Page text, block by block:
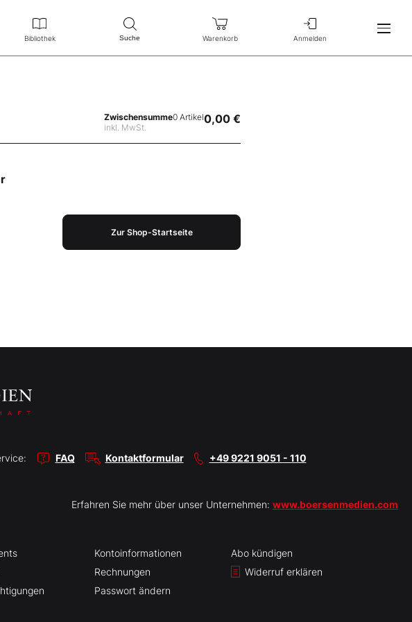
Bibliothek Suche Warenkorb Anmelden
Zwischensumme
inkl. MwSt.
0 Artikel0,00 €
Zur Shop-Startseite
FAQ Kontaktformular +49 9221 9051 - 110
Erfahren Sie mehr über unser Unternehmen: www.boersenmedien.com
Kontoinformationen
Rechnungen
Passwort ändern
Abo kündigen
Widerruf erklären